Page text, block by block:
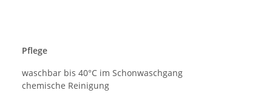
Pflege
waschbar bis 40°C im Schonwaschgang
chemische Reinigung